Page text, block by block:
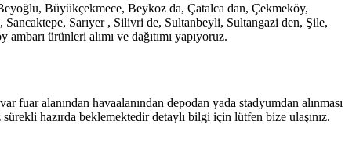
Büyükçekmece, Beykoz da, Çatalca dan, Çekmeköy,
Sarıyer , Silivri de, Sultanbeyli, Sultangazi den, Şile,
ürünleri alımı ve dağıtımı yapıyoruz.
fuar alanından havaalanından depodan yada stadyumdan alınması
hazırda beklemektedir detaylı bilgi için lütfen bize ulaşınız.